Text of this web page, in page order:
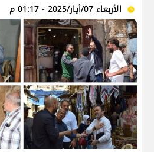
الأربعاء 07/أيار/2025 - 01:17 م